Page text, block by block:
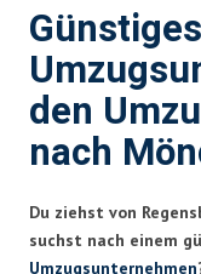
Günstiges
den
nach
Du ziehst von
suchst nach einem
Umzugsunternehmen